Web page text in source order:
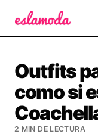
Outfits
como si
2 MIN DE LECTURA